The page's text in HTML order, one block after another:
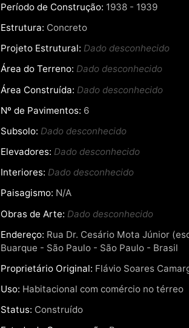
Período de Construção: 1938 - 1939
Estrutura: Concreto
Projeto Estrutural: Dado desconhecido
Área do Terreno: Dado desconhecido
Área Construída: Dado desconhecido
Nº de Pavimentos: 6
Subsolo: Dado desconhecido
Elevadores: Dado desconhecido
Interiores: Dado desconhecido
Paisagismo: N/A
Obras de Arte: Dado desconhecido
Endereço: Rua Dr. Cesário Mota Júnior
Buarque - São Paulo - São Paulo - Brasil
Proprietário Original: Flávio Soares
Uso: Habitacional com comércio no térreo
Status: Construído